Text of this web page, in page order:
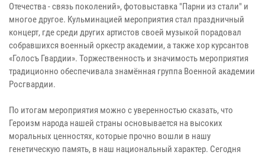
Отечества - связь поколений», фотовыставка "Парни из стали" и
многое другое. Кульминацией мероприятия стал праздничный
концерт, где среди других артистов своей музыкой порадовал
собравшихся военный оркестр академии, а также хор курсантов
«Голосъ Гвардии». Торжественность и значимость мероприятия
традиционно обеспечивала знамённая группа Военной академии
Росгвардии.
По итогам мероприятия можно с уверенностью сказать, что
Героизм народа нашей страны основывается на высоких
моральных ценностях, которые прочно вошли в нашу
генетическую память, в наш национальный характер. Сегодня